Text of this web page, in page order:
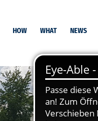
HOW WHAT NEWS